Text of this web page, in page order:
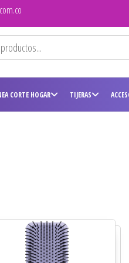
CORTE HOGAR TIJERAS